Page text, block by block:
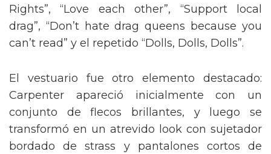
Rights”, “Love each other”, “Support local
drag”, “Don’t hate drag queens because you
can’t read” y el repetido “Dolls, Dolls, Dolls”.
El vestuario fue otro elemento destacado:
Carpenter apareció inicialmente con un
conjunto de flecos brillantes, y luego se
transformó en un atrevido look con sujetador
bordado de strass y pantalones cortos de